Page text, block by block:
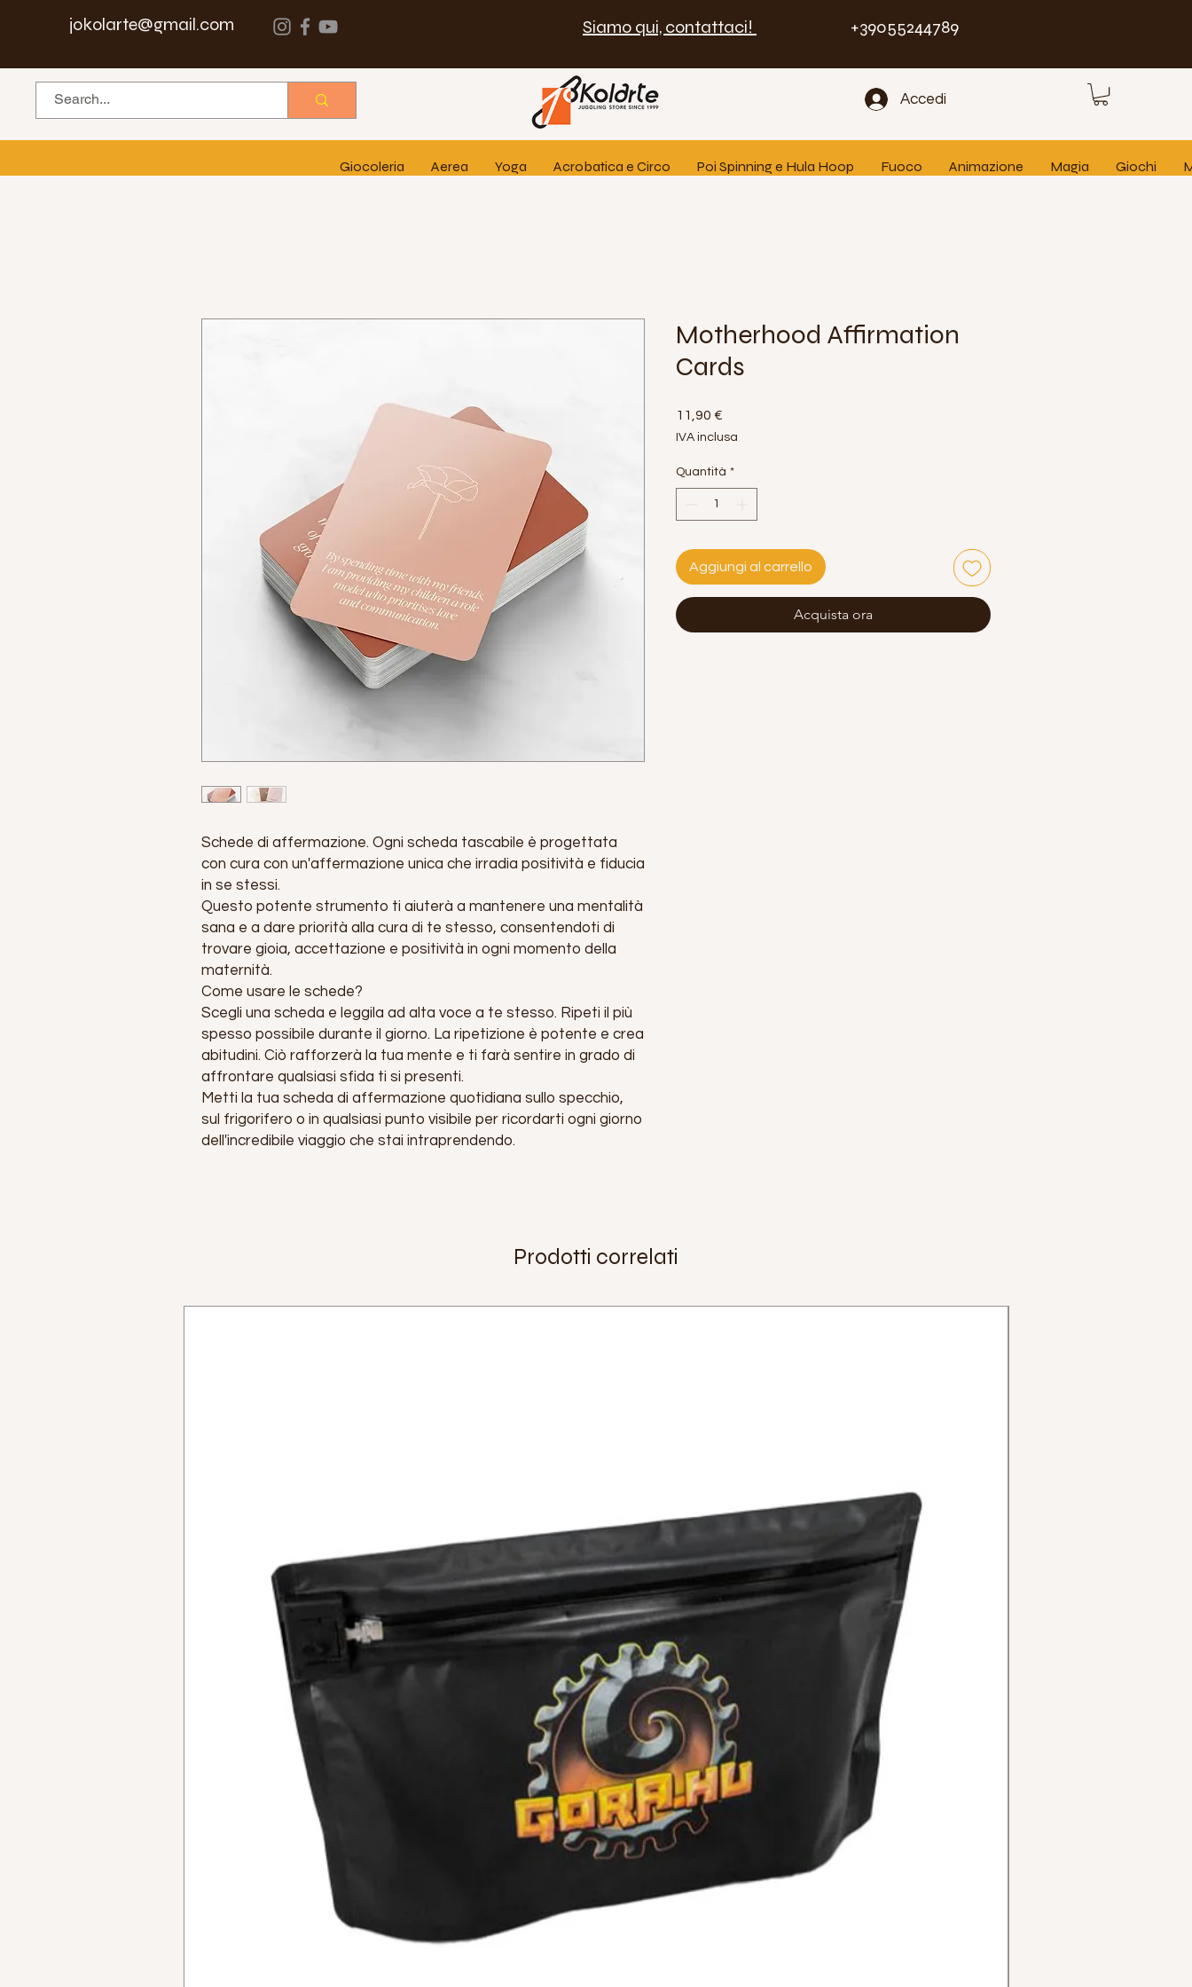
jokolarte@gmail.com Siamo qui, contattaci! +39055244789
Accedi
Giocoleria Aerea Yoga Acrobatica e Circo Poi Spinning e Hula Hoop Fuoco Animazione Magia Giochi
Schede di affermazione. Ogni scheda tascabile è progettata
con cura con un'affermazione unica che irradia positività e fiducia
in se stessi.
Questo potente strumento ti aiuterà a mantenere una mentalità
sana e a dare priorità alla cura di te stesso, consentendoti di
trovare gioia, accettazione e positività in ogni momento della
maternità.
Come usare le schede?
Scegli una scheda e leggila ad alta voce a te stesso. Ripeti il ​​più
spesso possibile durante il giorno. La ripetizione è potente e crea
abitudini. Ciò rafforzerà la tua mente e ti farà sentire in grado di
affrontare qualsiasi sfida ti si presenti.
Metti la tua scheda di affermazione quotidiana sullo specchio,
sul frigorifero o in qualsiasi punto visibile per ricordarti ogni giorno
dell'incredibile viaggio che stai intraprendendo.
Motherhood Affirmation
Cards
11,90 €
IVA inclusa
Quantità *
Aggiungi al carrello
Acquista ora
Prodotti correlati